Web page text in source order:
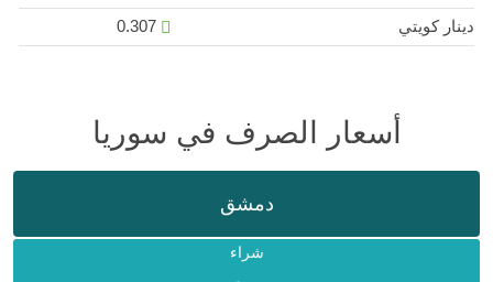
دينار كويتي
0.307
أسعار الصرف في سوريا
دمشق
شراء